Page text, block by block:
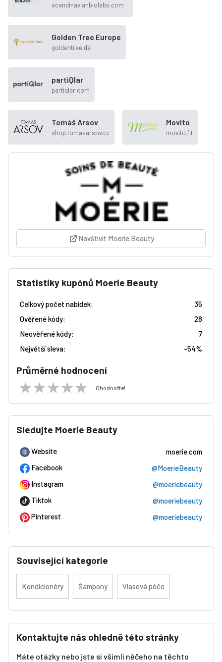
scandinavianbiolabs.com
Golden Tree Europe
goldentree.de
partiQlar
partiqlar.com
Tomáš Arsov
shop.tomasarsov.cz
Movito
movito.fit
Navštívit Moerie Beauty
Statistiky kupónů Moerie Beauty
Celkový počet nabídek:
35
Ověřené kódy:
28
Neověřené kódy:
7
Největší sleva:
-54%
Průměrné hodnocení
Ohodnoťte!
Sledujte Moerie Beauty
Website
moerie.com
Facebook
@MoerieBeauty
Instagram
@moeriebeauty
Tiktok
@moeriebeauty
Pinterest
@moeriebeauty
Související kategorie
Kondicionéry Šampony Vlasová péče
Kontaktujte nás ohledně této stránky
Máte otázky nebo jste si všimli něčeho na těchto